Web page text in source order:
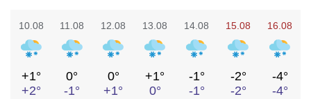
10.08
+1°
+2°
11.08
0°
-1°
12.08
0°
+1°
13.08
+1°
0°
14.08
-1°
-1°
15.08
-2°
-2°
16.08
-4°
-4°